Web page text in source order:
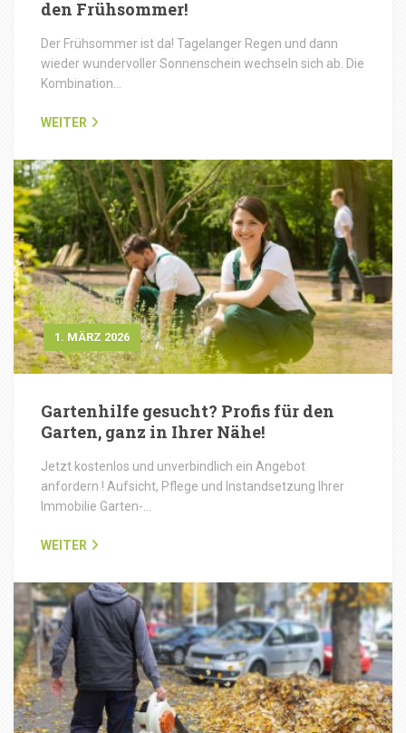
den Frühsommer!
Der Frühsommer ist da! Tagelanger Regen und dann
wieder wundervoller Sonnenschein wechseln sich ab. Die
Kombination…
WEITER
1. MÄRZ 2026
Gartenhilfe gesucht? Profis für den
Garten, ganz in Ihrer Nähe!
Jetzt kostenlos und unverbindlich ein Angebot
anfordern ! Aufsicht, Pflege und Instandsetzung Ihrer
Immobilie Garten-…
WEITER